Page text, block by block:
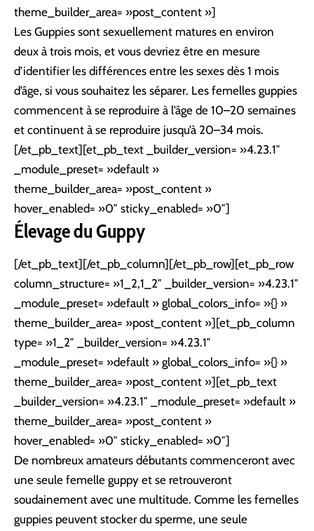
theme_builder_area= »post_content »]
Les Guppies sont sexuellement matures en environ
deux à trois mois, et vous devriez être en mesure
d’identifier les différences entre les sexes dès 1 mois
d’âge, si vous souhaitez les séparer. Les femelles guppies
commencent à se reproduire à l’âge de 10–20 semaines
et continuent à se reproduire jusqu’à 20–34 mois.
[/et_pb_text][et_pb_text _builder_version= »4.23.1″
_module_preset= »default »
theme_builder_area= »post_content »
hover_enabled= »0″ sticky_enabled= »0″]
Élevage du Guppy
[/et_pb_text][/et_pb_column][/et_pb_row][et_pb_row
column_structure= »1_2,1_2″ _builder_version= »4.23.1″
_module_preset= »default » global_colors_info= »{} »
theme_builder_area= »post_content »][et_pb_column
type= »1_2″ _builder_version= »4.23.1″
_module_preset= »default » global_colors_info= »{} »
theme_builder_area= »post_content »][et_pb_text
_builder_version= »4.23.1″ _module_preset= »default »
theme_builder_area= »post_content »
hover_enabled= »0″ sticky_enabled= »0″]
De nombreux amateurs débutants commenceront avec
une seule femelle guppy et se retrouveront
soudainement avec une multitude. Comme les femelles
guppies peuvent stocker du sperme, une seule